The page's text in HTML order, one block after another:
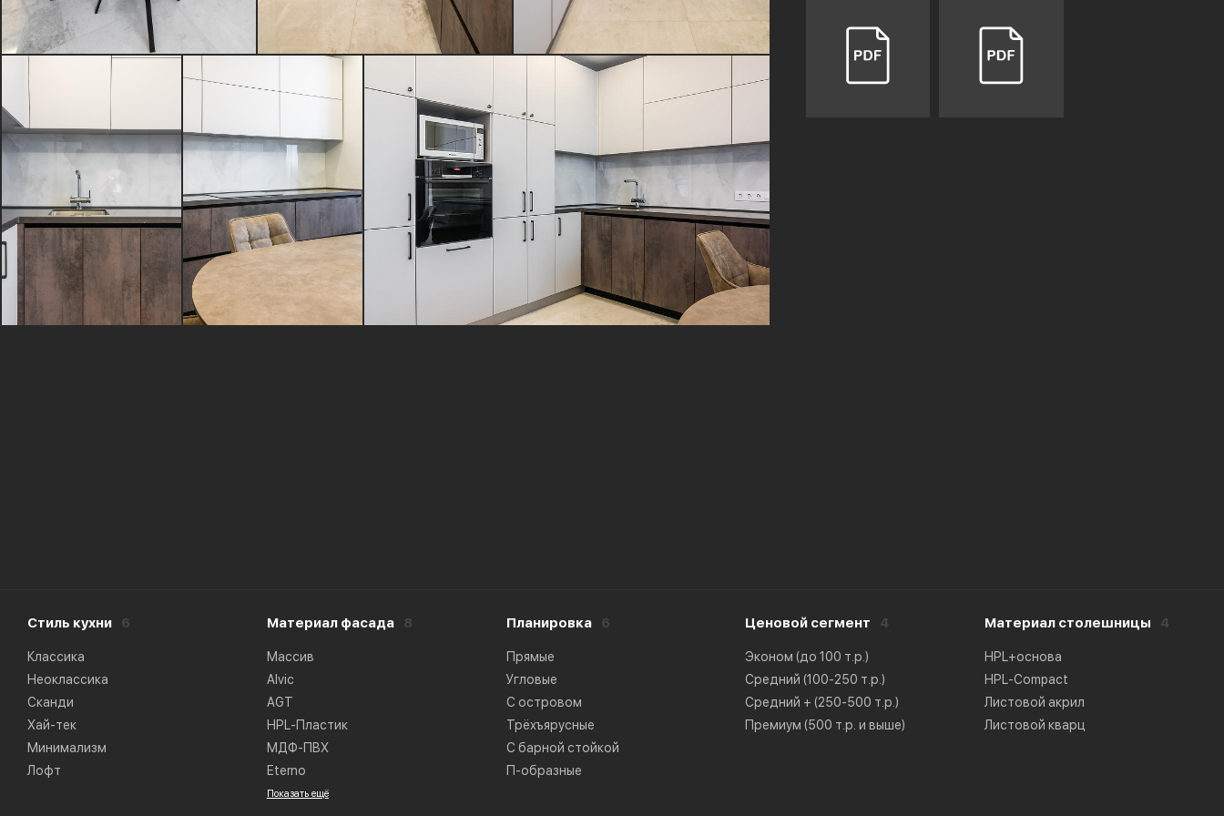
Стиль кухни 6
Классика
Неоклассика
Сканди
Хай-тек
Минимализм
Лофт
Материал фасада 8
Массив
Alvic
AGT
HPL-Пластик
МДФ-ПВХ
Eterno
Показать ещё
Планировка 6
Прямые
Угловые
С островом
Трёхъярусные
С барной стойкой
П-образные
Ценовой сегмент 4
Эконом (до 100 т.р.)
Средний (100-250 т.р.)
Средний + (250-500 т.р.)
Премиум (500 т.р. и выше)
Материал столешницы 4
HPL+основа
HPL-Compact
Листовой акрил
Листовой кварц